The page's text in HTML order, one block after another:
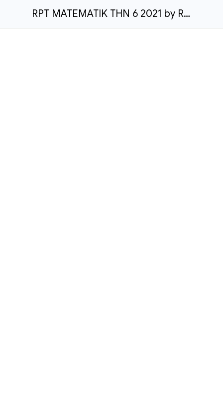
RPT MATEMATIK THN 6 2021 by Rozayus Academy.doc